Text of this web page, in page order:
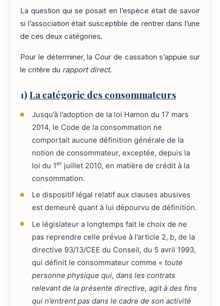
La question qui se posait en l’espèce était de savoir
si l’association était susceptible de rentrer dans l’une
de ces deux catégories.
Pour le déterminer, la Cour de cassation s’appuie sur
le critère du rapport direct.
1)La catégorie des consommateurs
Jusqu’à l’adoption de la loi Hamon du 17 mars
2014, le Code de la consommation ne
comportait aucune définition générale de la
notion de consommateur, exceptée, depuis la
loi du 1erjuillet 2010, en matière de crédit à la
consommation.
Le dispositif légal relatif aux clauses abusives
est demeuré quant à lui dépourvu de définition.
Le législateur a longtemps fait le choix de ne
pas reprendre celle prévue à l’article 2, b, de la
directive 93/13/CEE du Conseil, du 5 avril 1993,
qui définit le consommateur comme « toute
personne physique qui, dans les contrats
relevant de la présente directive, agit à des fins
qui n’entrent pas dans le cadre de son activité